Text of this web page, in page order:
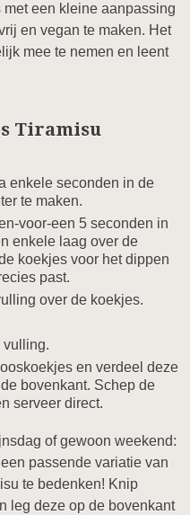
een kleine aanpassing
en vegan te maken. Het
mee te nemen en leent
Tiramisu
enkele seconden in de
te maken.
voor-een 5 seconden in
enkele laag over de
koekjes voor het dippen
past.
over de koekjes.
vulling.
en verdeel deze
bovenkant. Schep de
serveer direct.
of gewoon weekend:
passende variatie van
te bedenken! Knip
leg deze op de bovenkant